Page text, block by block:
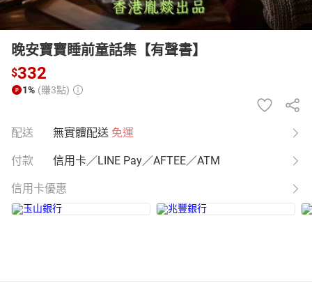
晚安寶寶睡前童話集【有聲書】
$332
1% (賺3點)
配送 無實體配送 免運
付款 信用卡／LINE Pay／AFTEE／ATM
信用卡優惠